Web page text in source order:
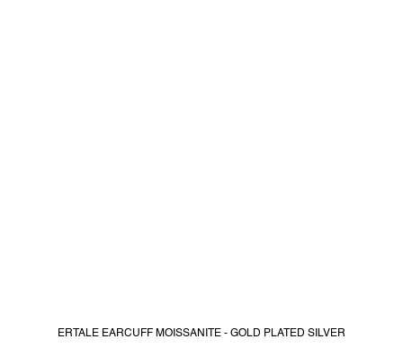
ERTALE EARCUFF MOISSANITE - GOLD PLATED SILVER